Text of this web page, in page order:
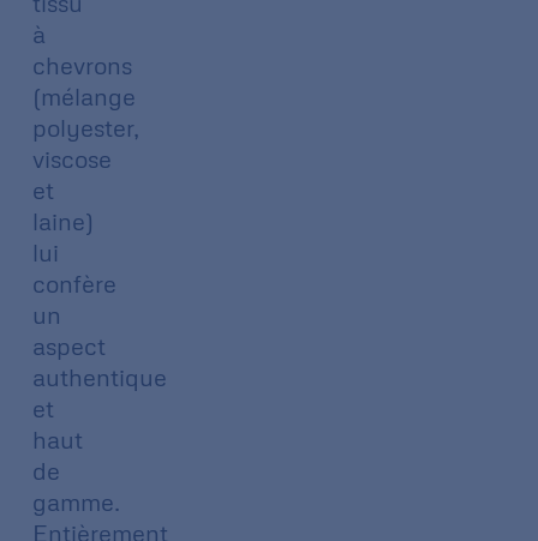
à
chevrons
(mélange
polyester,
viscose
et
laine)
lui
confère
un
aspect
authentique
et
haut
de
gamme.
Entièrement